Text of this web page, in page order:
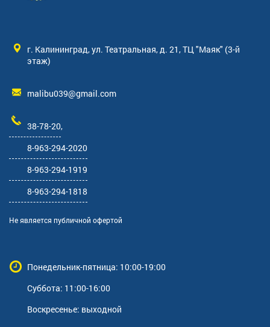
г. Калининград, ул. Театральная, д. 21, ТЦ "Маяк" (3-й
этаж)
malibu039@gmail.com
38-78-20,
8-963-294-2020
8-963-294-1919
8-963-294-1818
Не является публичной офертой
Понедельник-пятница: 10:00-19:00
Суббота: 11:00-16:00
Воскресенье: выходной